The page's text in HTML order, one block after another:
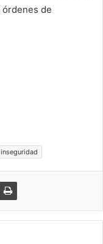
de
inseguridad